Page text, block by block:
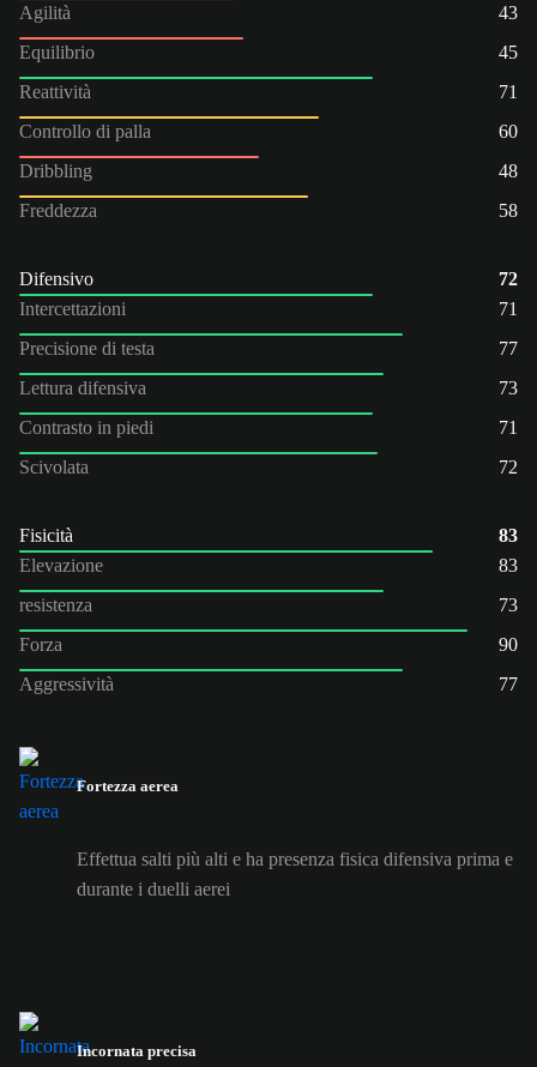
Agilità
43
Equilibrio
45
Reattività
71
Controllo di palla
60
Dribbling
48
Freddezza
58
Difensivo
72
Intercettazioni
71
Precisione di testa
77
Lettura difensiva
73
Contrasto in piedi
71
Scivolata
72
Fisicità
83
Elevazione
83
resistenza
73
Forza
90
Aggressività
77
Fortezza aerea
Effettua salti più alti e ha presenza fisica difensiva prima e
durante i duelli aerei
Incornata precisa